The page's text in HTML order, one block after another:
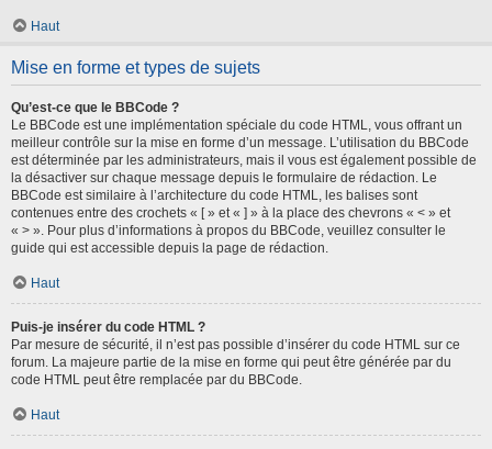
Haut
Mise en forme et types de sujets
Qu’est-ce que le BBCode ?
Le BBCode est une implémentation spéciale du code HTML, vous offrant un
meilleur contrôle sur la mise en forme d’un message. L’utilisation du BBCode
est déterminée par les administrateurs, mais il vous est également possible de
la désactiver sur chaque message depuis le formulaire de rédaction. Le
BBCode est similaire à l’architecture du code HTML, les balises sont
contenues entre des crochets « [ » et « ] » à la place des chevrons « < » et
« > ». Pour plus d’informations à propos du BBCode, veuillez consulter le
guide qui est accessible depuis la page de rédaction.
Haut
Puis-je insérer du code HTML ?
Par mesure de sécurité, il n’est pas possible d’insérer du code HTML sur ce
forum. La majeure partie de la mise en forme qui peut être générée par du
code HTML peut être remplacée par du BBCode.
Haut